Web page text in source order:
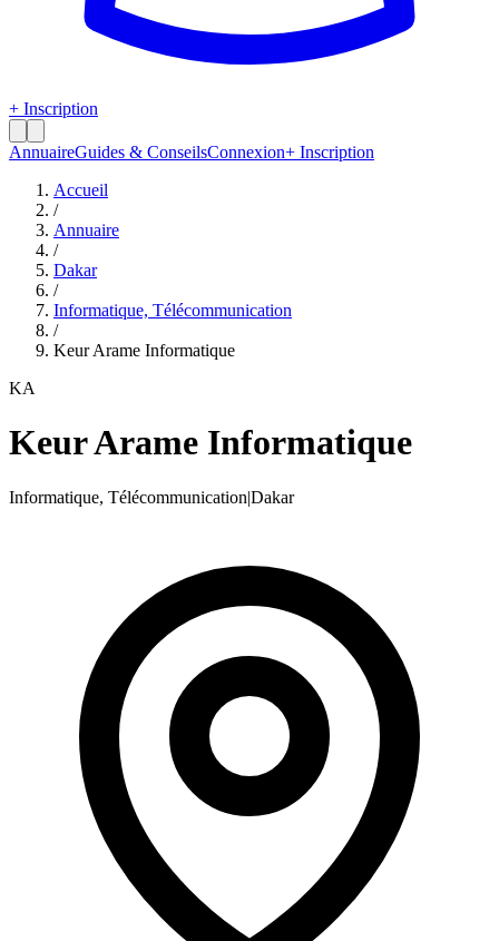
+ Inscription
AnnuaireGuides & ConseilsConnexion+ Inscription
Accueil
/
Annuaire
/
Dakar
/
Informatique, Télécommunication
/
Keur Arame Informatique
KA
Keur Arame Informatique
Informatique, Télécommunication|Dakar